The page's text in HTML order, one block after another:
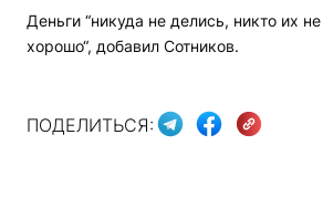
Деньги “никуда не делись, никто их не
хорошо“, добавил Сотников.
ПОДЕЛИТЬСЯ: